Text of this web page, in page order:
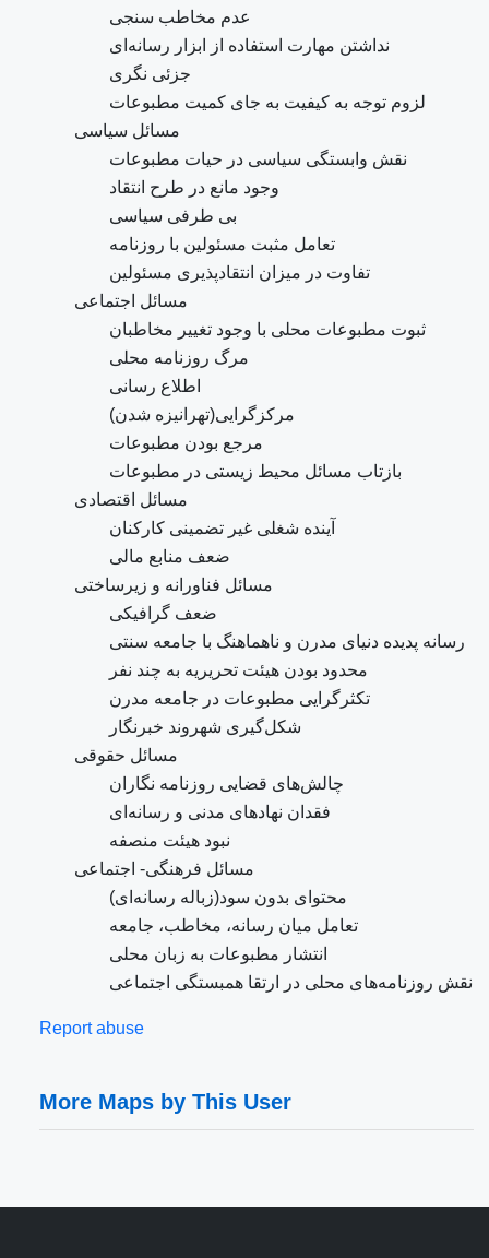
عدم مخاطب سنجی
نداشتن مهارت استفاده از ابزار رسانه‌ای
جزئی نگری
لزوم توجه به کیفیت به جای کمیت مطبوعات
مسائل سیاسی
نقش وابستگی سیاسی در حیات مطبوعات
وجود مانع در طرح انتقاد
بی طرفی سیاسی
تعامل مثبت مسئولین با روزنامه
تفاوت در میزان انتقاد‌پذیری مسئولین
مسائل اجتماعی
ثبوت مطبوعات محلی با وجود تغییر مخاطبان
مرگ روزنامه محلی
اطلاع رسانی
مرکزگرایی(تهرانیزه شدن)
مرجع بودن مطبوعات
بازتاب مسائل محیط زیستی در مطبوعات
مسائل اقتصادی
آینده شغلی غیر تضمینی کارکنان
ضعف منابع مالی
مسائل فناورانه و زیرساختی
ضعف گرافیکی
رسانه پدیده دنیای مدرن و ناهماهنگ با جامعه سنتی
محدود بودن هیئت تحریریه به چند نفر
تکثرگرایی مطبوعات در جامعه مدرن
شکل‌گیری شهروند خبرنگار
مسائل حقوقی
چالش‌های قضایی روزنامه نگاران
فقدان نهادهای مدنی و رسانه‌ای
نبود هیئت منصفه
مسائل فرهنگی- اجتماعی
محتوای بدون سود(زباله رسانه‌ای)
تعامل میان رسانه، مخاطب، جامعه
انتشار مطبوعات به زبان محلی
نقش روزنامه‌های محلی در ارتقا همبستگی اجتماعی
Report abuse
More Maps by This User